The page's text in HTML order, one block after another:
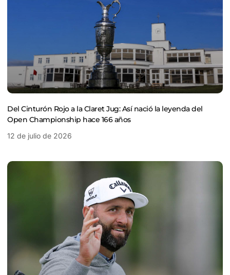
Del Cinturón Rojo a la Claret Jug: Así nació la leyenda del
Open Championship hace 166 años
12 de julio de 2026